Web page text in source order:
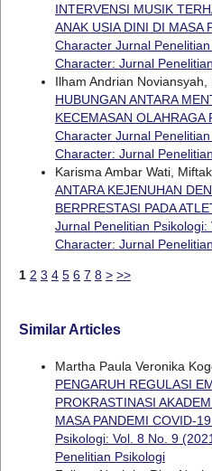
INTERVENSI MUSIK
ANAK USIA DINI DI MASA
Character Jurnal
Character: Jurnal
Ilham Andrian
HUBUNGAN ANTARA
KECEMASAN OLAHRAGA
Character Jurnal
Character: Jurnal
Karisma Ambar Wati,
ANTARA KEJENUHAN
BERPRESTASI PADA
Jurnal Penelitian
Character: Jurnal
1 2 3 4 5 6 7 8 > >>
Similar Articles
Martha Paula Veronika
PENGARUH REGULASI
PROKRASTINASI
MASA PANDEMI COVID-19
Psikologi: Vol. 8 No. 9
Penelitian Psikologi